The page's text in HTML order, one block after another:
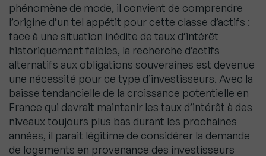
phénomène de mode, il convient de comprendre
l’origine d’un tel appétit pour cette classe d’actifs :
face à une situation inédite de taux d’intérêt
historiquement faibles, la recherche d’actifs
alternatifs aux obligations souveraines est devenue
une nécessité pour ce type d’investisseurs. Avec la
baisse tendancielle de la croissance potentielle en
France qui devrait maintenir les taux d’intérêt à des
niveaux toujours plus bas durant les prochaines
années, il parait légitime de considérer la demande
de logements en provenance des investisseurs